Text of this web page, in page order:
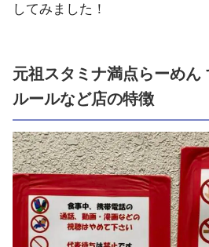
してみました！
元祖スタミナ満点らーめん
ルールなど店の特徴